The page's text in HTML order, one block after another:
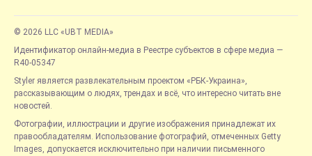
© 2026 LLC «UBT MEDIA»
Идентификатор онлайн-медиа в Реестре субъектов в сфере медиа —
R40-05347
Styler является развлекательным проектом «РБК-Украина»,
рассказывающим о людях, трендах и всё, что интересно читать вне
новостей.
Фотографии, иллюстрации и другие изображения принадлежат их
правообладателям. Использование фотографий, отмеченных Getty
Images, допускается исключительно при наличии письменного